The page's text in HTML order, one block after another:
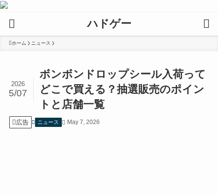
ハドゲー
ホーム ニュース
ボンボンドロップシール入荷って
どこで買える？抽選販売のポイン
トと店舗一覧
2026
5/07
広告 ニュース May 7, 2026